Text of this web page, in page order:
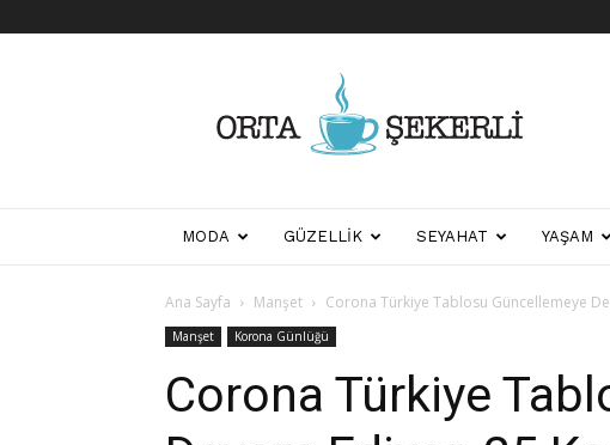
Biraz
Biraz
MODA GÜZELLIK SEYAHAT YAŞAM
Ana Sayfa Manşet Corona Türkiye Tablosu Güncellemeye
Manşet Korona Günlüğü
Corona Türkiye